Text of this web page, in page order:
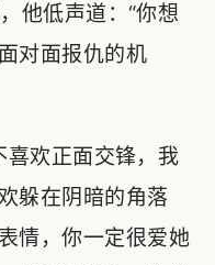
他低声道：“你想
对面报仇的机
欢正面交锋，我
躲在阴暗的角落
情，你一定很爱她